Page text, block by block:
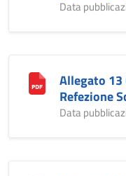
Data
Allegato
Refezione
Data